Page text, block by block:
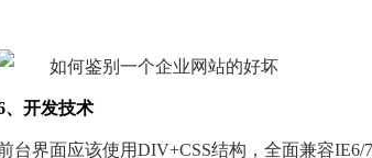
、开发技术
台界面应该使用DIV+CSS结构，全面兼容